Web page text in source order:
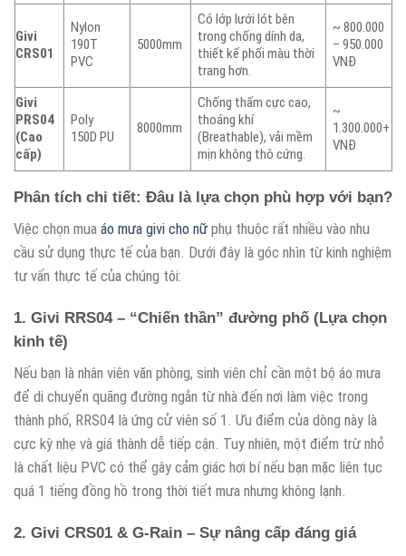
Givi
CRS01
Nylon
190T
PVC
5000mm
Có lớp lưới lót bên
trong chống dính da,
thiết kế phối màu thời
trang hơn.
~ 800.000
– 950.000
VNĐ
Givi
PRS04
(Cao
cấp)
Poly
150D PU
8000mm
Chống thấm cực cao,
thoáng khí
(Breathable), vải mềm
mịn không thô cứng.
~
1.300.000+
VNĐ
Phân tích chi tiết: Đâu là lựa chọn phù hợp với bạn?
Việc chọn mua áo mưa givi cho nữ phụ thuộc rất nhiều vào nhu
cầu sử dụng thực tế của bạn. Dưới đây là góc nhìn từ kinh nghiệm
tư vấn thực tế của chúng tôi:
1. Givi RRS04 – “Chiến thần” đường phố (Lựa chọn
kinh tế)
Nếu bạn là nhân viên văn phòng, sinh viên chỉ cần một bộ áo mưa
để di chuyển quãng đường ngắn từ nhà đến nơi làm việc trong
thành phố, RRS04 là ứng cử viên số 1. Ưu điểm của dòng này là
cực kỳ nhẹ và giá thành dễ tiếp cận. Tuy nhiên, một điểm trừ nhỏ
là chất liệu PVC có thể gây cảm giác hơi bí nếu bạn mặc liên tục
quá 1 tiếng đồng hồ trong thời tiết mưa nhưng không lạnh.
2. Givi CRS01 & G-Rain – Sự nâng cấp đáng giá